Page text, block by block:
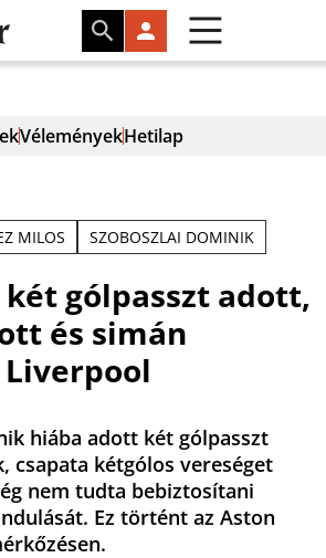
VéleményekHetilap
MILOS SZOBOSZLAI DOMINIK
két gólpasszt adott,
és simán
hiába adott két gólpasszt
csapata kétgólos vereséget
nem tudta bebiztosítani
Ez történt az Aston